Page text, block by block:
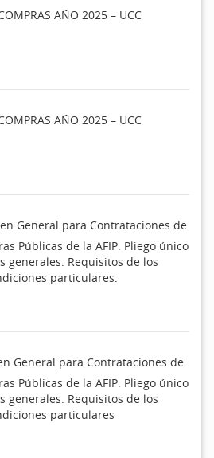
AÑO 2025 – UCC
AÑO 2025 – UCC
General para Contrataciones de
Públicas de la AFIP. Pliego único
generales. Requisitos de los
particulares.
General para Contrataciones de
Públicas de la AFIP. Pliego único
generales. Requisitos de los
particulares